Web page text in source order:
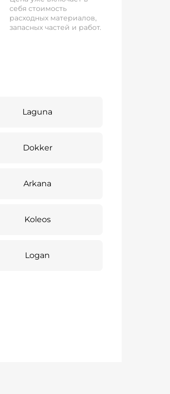
себя стоимость
расходных материалов,
запасных частей и работ.
Laguna
Dokker
Arkana
Koleos
Logan